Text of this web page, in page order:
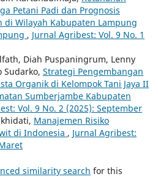
Petani Padi dan Prognosis
di Wilayah Kabupaten Lampung
, Jurnal Agribest: Vol. 9 No. 1
Diah Puspaningrum, Lenny
Sudarko, Strategi Pengembangan
Organik di Kelompok Tani Jaya II
Sumberjambe Kabupaten
Vol. 9 No. 2 (2025): September
Manajemen Risiko
di Indonesia , Jurnal Agribest:
similarity search for this